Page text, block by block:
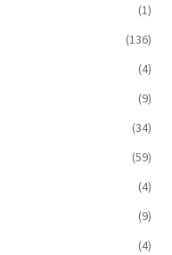
(1)
(136)
(4)
(9)
(34)
(59)
(4)
(9)
(4)